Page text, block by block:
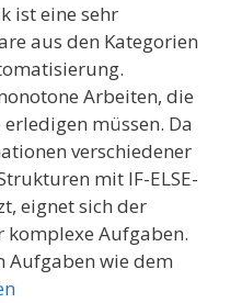
ist eine sehr
aus den Kategorien
Arbeiten, die
müssen. Da
verschiedener
mit IF-ELSE-
eignet sich der
Aufgaben.
Aufgaben wie dem